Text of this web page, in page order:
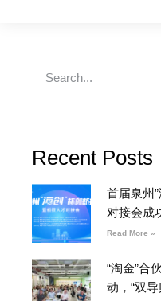
Recent Posts
首届泉州
对接会成
Read More »
“淘金”合
动，“双